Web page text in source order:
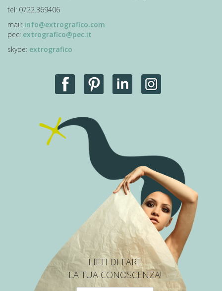
tel: 0722.369406
mail: info@extrografico.com
pec: extrografico@pec.it
skype: extrografico
LIETI DI FARE
LA TUA CONOSCENZA!